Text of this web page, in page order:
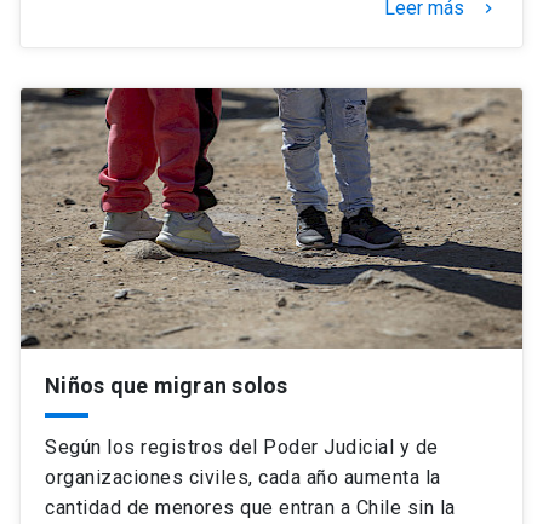
Leer más keyboard_arrow_right
Niños que migran solos
Según los registros del Poder Judicial y de
organizaciones civiles, cada año aumenta la
cantidad de menores que entran a Chile sin la